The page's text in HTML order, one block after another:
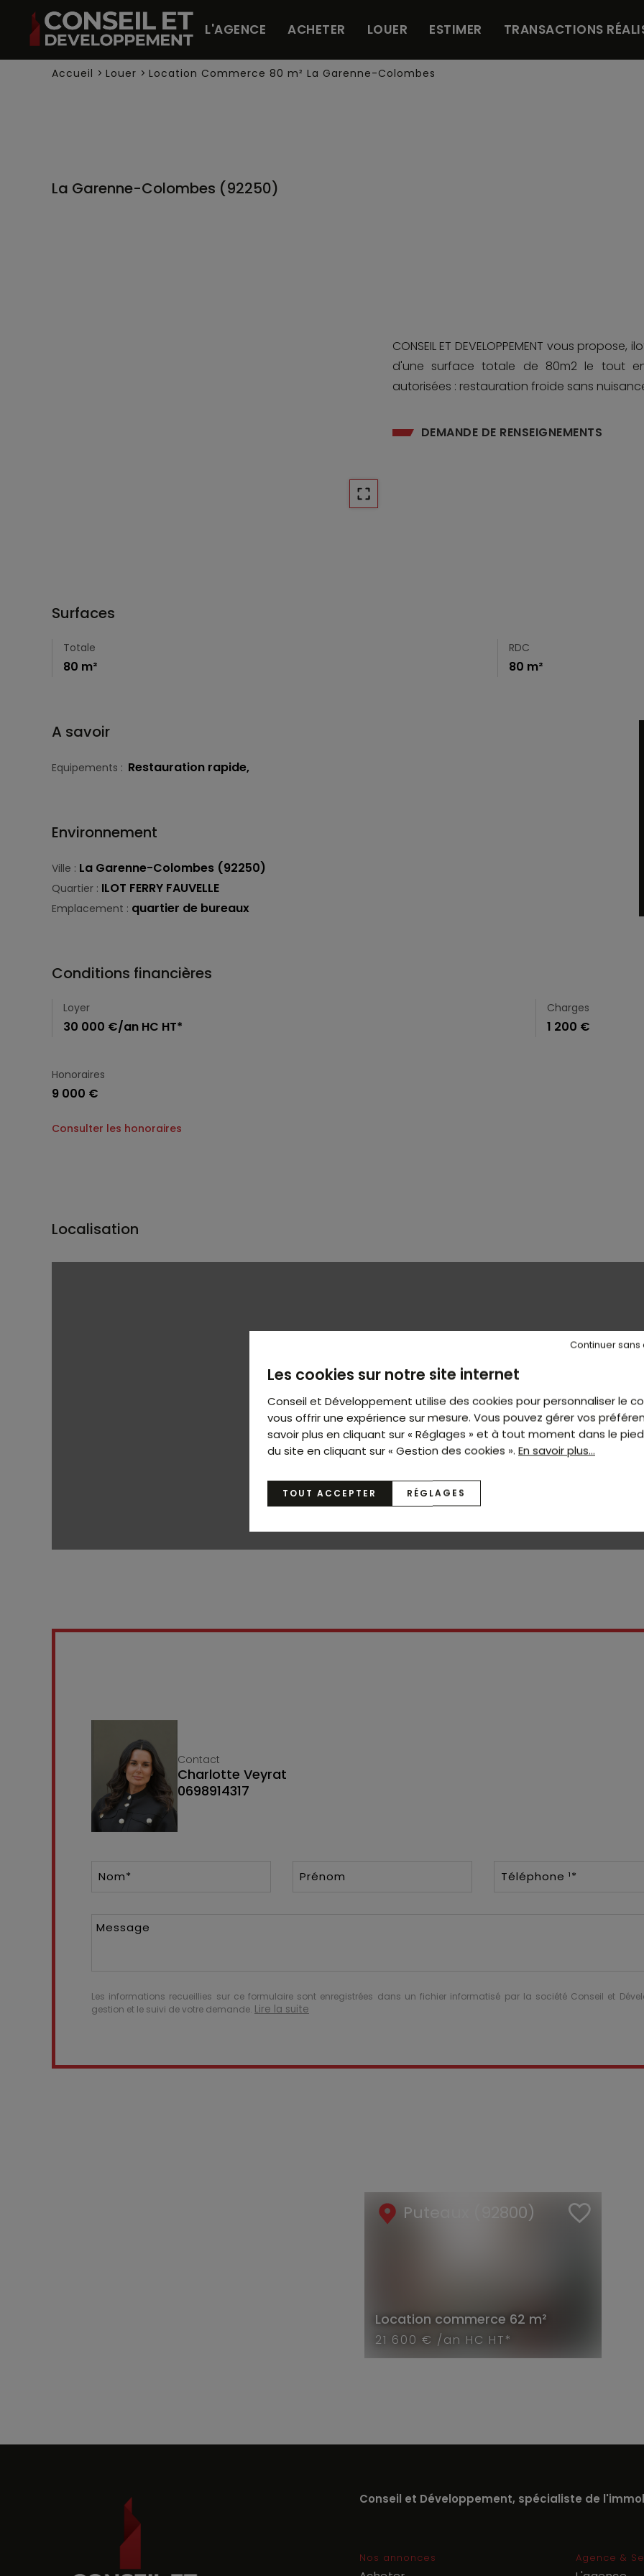
L'AGENCE ACHETER LOUER ESTIMER TRANSACTIONS
Accueil > Louer > Location Commerce 80 m² La Garenne-Colombes
La Garenne-Colombes (92250)
CONSEIL ET DEVELOPPEMENT vous
d'une surface totale de 80m2 le tout
autorisées : restauration froide sans
DEMANDE DE RENSEIGNEMENTS
Surfaces
Totale
80 m²
RDC
80 m²
A savoir
Equipements : Restauration rapide,
Environnement
Ville : La Garenne-Colombes (92250)
Quartier : ILOT FERRY FAUVELLE
Emplacement : quartier de bureaux
Conditions financières
Loyer
30 000 €/an HC HT*
Charges
1 200 €
Honoraires
9 000 €
Consulter les honoraires
Localisation
Contact
Charlotte Veyrat
0698914317
Nom* Prénom Téléphone ¹*
Message
Les informations recueillies sur ce formulaire sont enregistrées dans un fichier informatisé par la société Conseil et
gestion et le suivi de votre demande. Lire la suite
Puteaux (92800)
Location commerce 62 m²
21 600 € /an HC HT*
Conseil et Développement, spécialiste de
Nos annonces Agence &
Les cookies sur notre site internet
Conseil et Développement utilise des cookies pour personnaliser le
vous offrir une expérience sur mesure. Vous pouvez gérer vos
savoir plus en cliquant sur « Réglages » et à tout moment dans le
du site en cliquant sur « Gestion des cookies ». En savoir plus...
TOUT ACCEPTER RÉGLAGES
Continuer